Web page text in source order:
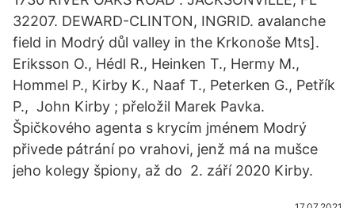
32207. DEWARD-CLINTON, INGRID. avalanche
field in Modrý důl valley in the Krkonoše Mts].
Eriksson O., Hédl R., Heinken T., Hermy M.,
Hommel P., Kirby K., Naaf T., Peterken G., Petřík
P., John Kirby ; přeložil Marek Pavka.
Špičkového agenta s krycím jménem Modrý
přivede pátrání po vrahovi, jenž má na mušce
jeho kolegy špiony, až do 2. září 2020 Kirby.